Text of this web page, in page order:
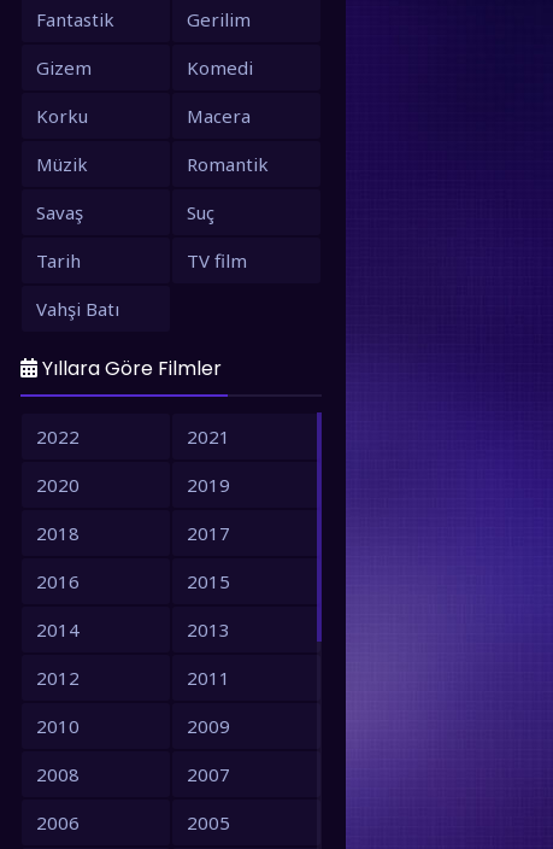
Fantastik
Gerilim
Gizem
Komedi
Korku
Macera
Müzik
Romantik
Savaş
Suç
Tarih
TV film
Vahşi Batı
Yıllara Göre Filmler
2022
2021
2020
2019
2018
2017
2016
2015
2014
2013
2012
2011
2010
2009
2008
2007
2006
2005